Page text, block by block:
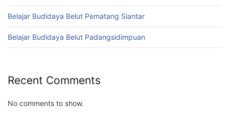
Belajar Budidaya Belut Pematang Siantar
Belajar Budidaya Belut Padangsidimpuan
Recent Comments
No comments to show.